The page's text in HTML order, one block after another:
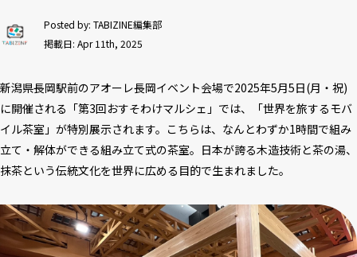
Posted by: TABIZINE編集部
掲載日: Apr 11th, 2025
新潟県長岡駅前のアオーレ長岡イベント会場で2025年5月5日(月・祝)
に開催される「第3回おすそわけマルシェ」では、「世界を旅するモバ
イル茶室」が特別展示されます。こちらは、なんとわずか1時間で組み
立て・解体ができる組み立て式の茶室。日本が誇る木造技術と茶の湯、
抹茶という伝統文化を世界に広める目的で生まれました。